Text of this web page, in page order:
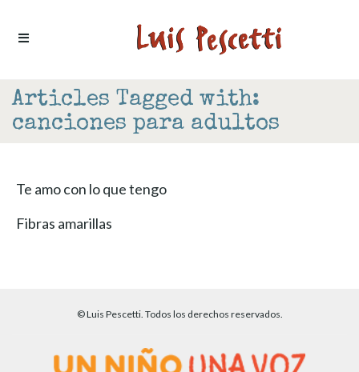
Articles Tagged with:
canciones para adultos
Te amo con lo que tengo
Fibras amarillas
© Luis Pescetti. Todos los derechos reservados.